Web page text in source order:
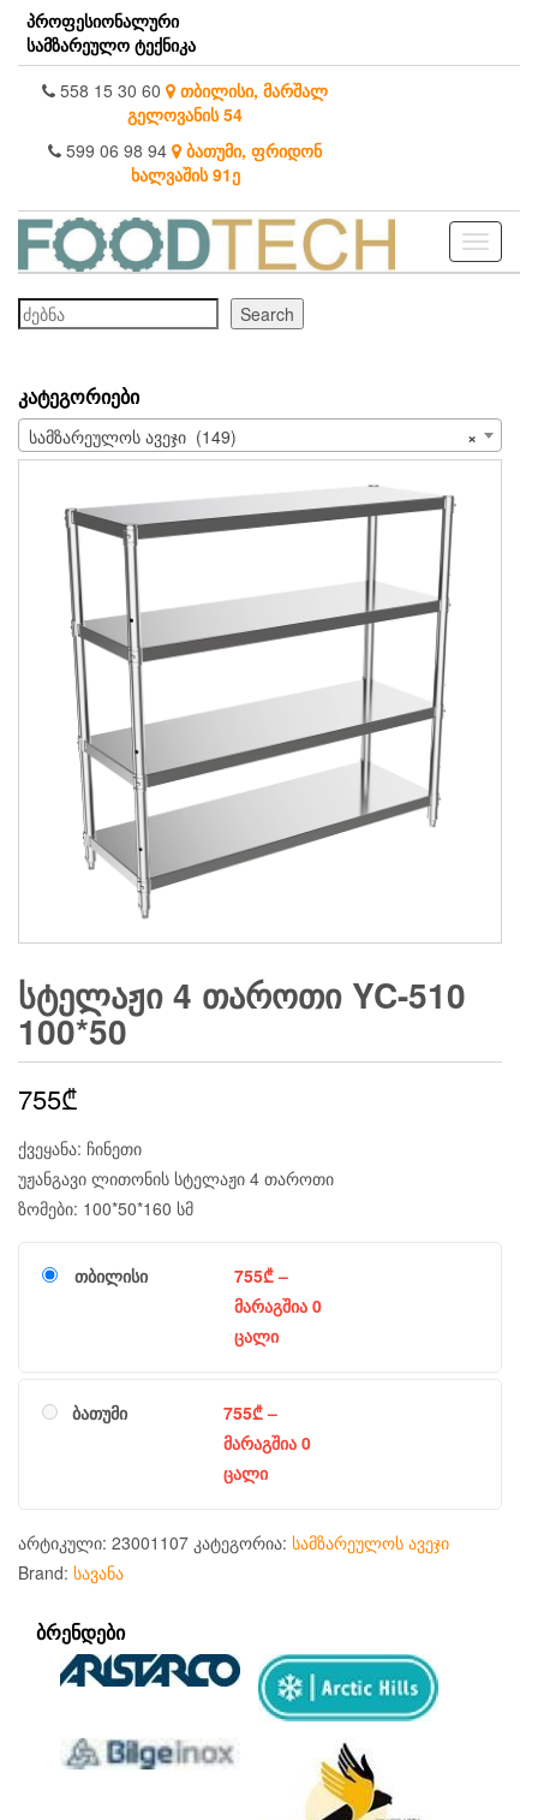
Skip
the
content
პროფესიონალური
სამზარეულო ტექნიკა
558 15 30 60 თბილისი, მარშალ
გელოვანის 54
599 06 98 94 ბათუმი, ფრიდონ
ხალვაშის 91ე
Toggle
ძებნა
Search
ᲙᲐᲢᲔᲒᲝᲠᲘᲔᲑᲘ
×
სამზარეულოს ავეჯი (149)
ᲡᲢᲔᲚᲐᲟᲘ 4 ᲗᲐᲠᲝᲗᲘ YC-510
100*50
755₾
ქვეყანა: ჩინეთი
უჟანგავი ლითონის სტელაჟი 4 თაროთი
ზომები: 100*50*160 სმ
თბილისი 755₾–
მარაგშია 0
ცალი
ბათუმი 755₾–
მარაგშია 0
ცალი
არტიკული: 23001107 კატეგორია: სამზარეულოს ავეჯი
Brand: სავანა
ᲑᲠᲔᲜᲓᲔᲑᲘ